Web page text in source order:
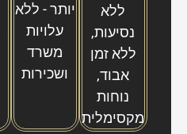
ללא
נסיעות,
ללא זמן
אבוד,
נוחות
מקסימלית
יותר - ללא
עלויות
משרד
ושכירות